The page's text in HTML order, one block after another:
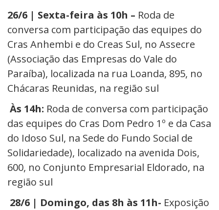
26/6 | Sexta-feira às 10h – Roda de
conversa com participação das equipes do
Cras Anhembi e do Creas Sul, no Assecre
(Associação das Empresas do Vale do
Paraíba), localizada na rua Loanda, 895, no
Chácaras Reunidas, na região sul
Às 14h: Roda de conversa com participação
das equipes do Cras Dom Pedro 1º e da Casa
do Idoso Sul, na Sede do Fundo Social de
Solidariedade), localizado na avenida Dois,
600, no Conjunto Empresarial Eldorado, na
região sul
28/6 | Domingo, das 8h às 11h- Exposição